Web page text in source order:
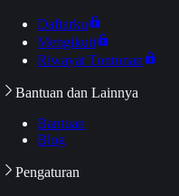
Daftarku
Mengikuti
Riwayat Tontonan
Bantuan dan Lainnya
Bantuan
Blog
Pengaturan